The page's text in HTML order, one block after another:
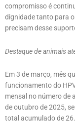
compromisso é
dignidade tanto para
precisam desse
Destaque de animais
Em 3 de março, mês
funcionamento do
mensal no número de
de outubro de 2025,
total acumulado de